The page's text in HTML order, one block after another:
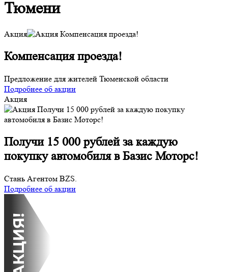
Тюмени
Акция
Компенсация проезда!
Предложение для жителей Тюменской области
Подробнее об акции
Акция
Получи 15 000 рублей за каждую
покупку автомобиля в Базис Моторс!
Стань Агентом BZS.
Подробнее об акции